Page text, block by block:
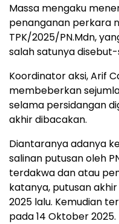
Massa mengaku
penanganan perkara
TPK/2025/PN.Mdn,
salah satunya
Koordinator aksi, Arif
membeberkan
selama persidangan
akhir dibacakan.
Diantaranya adanya
salinan putusan oleh
terdakwa dan atau
katanya, putusan
2025 lalu. Kemudian
pada 14 Oktober 2025.